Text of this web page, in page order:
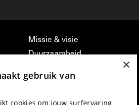
Missie & visie
Duurzaamheid
vrijwilligerswerk bij FFG
×
gebruik van
cookies om jouw surfervaring